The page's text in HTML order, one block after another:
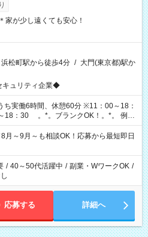
が少し遠くても安心！
浜松町駅から徒歩4分 / 大門(東京都)駅か
ュリティ企業◆
実働6時間、休憩60分 ※11：00～18：
OK！。*。 例え
人/事務/コールセンター/受付/販売/カフェ
/ホテルフロント/化粧品販売/など 様々な
れています♪
月～9月～も相談OK！応募から最短即日
/ 40～50代活躍中 / 副業・WワークOK /
応募する 詳細へ